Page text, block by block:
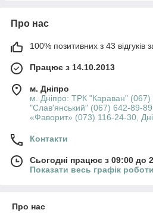
Про нас
100% позитивних з 43 відгуків
Працює з 14.10.2013
м. Дніпро
м. Дніпро: ТРК "Караван"
"Слав'янський" (067) 642-89-
«Фаворит» (073) 116-24-30,
Контакти
Сьогодні працює з 09:00 до
Показати весь графік роботи
Про нас